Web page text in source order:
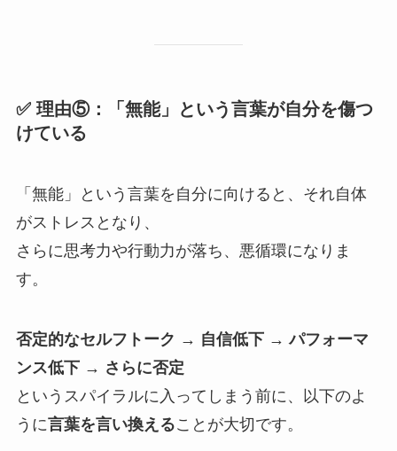
✅ 理由⑤：「無能」という言葉が自分を傷つ
けている
「無能」という言葉を自分に向けると、それ自体
がストレスとなり、
さらに思考力や行動力が落ち、悪循環になりま
す。
否定的なセルフトーク → 自信低下 → パフォーマ
ンス低下 → さらに否定
というスパイラルに入ってしまう前に、以下のよ
うに言葉を言い換えることが大切です。